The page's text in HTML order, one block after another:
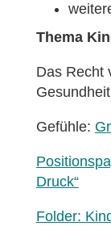
Thema
Das Recht
Gefühle:
Druck“
Folder: